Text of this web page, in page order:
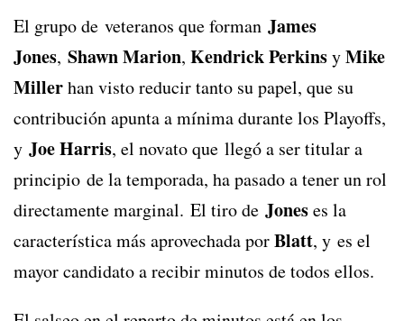
El grupo de veteranos que forman James
Jones, Shawn Marion, Kendrick PerkinsyMike
Millerhan visto reducir tanto su papel, que su
contribución apunta a mínima durante los Playoffs,
y Joe Harris, el novato que llegó a ser titular a
principio de la temporada, ha pasado a tener un rol
directamente marginal. El tiro de Joneses la
característica más aprovechada porBlatt, y es el
mayor candidato a recibir minutos de todos ellos.